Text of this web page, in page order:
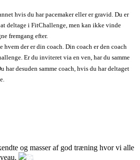
hvis du har pacemaker eller er gravid. Du er
deltage i FitChallenge, men kan ikke vinde
fremgang efter.
der er din coach. Din coach er den coach
Er du inviteret via en ven, har du samme
har desuden samme coach, hvis du har deltaget
og masser af god træning hvor vi alle